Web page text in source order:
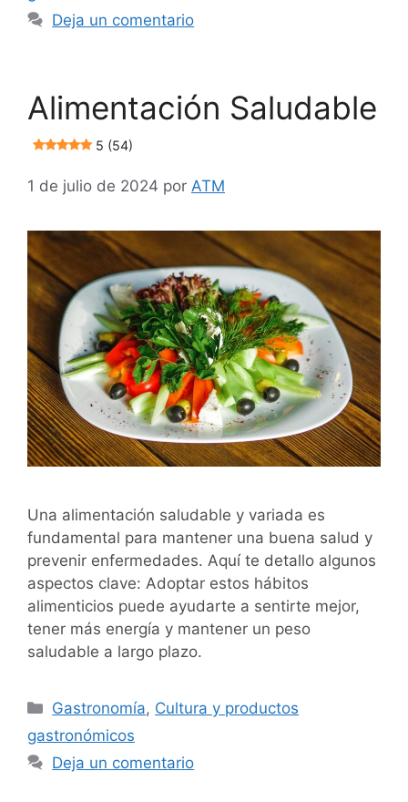
Deja un comentario
Alimentación Saludable
5 (54)
1 de julio de 2024 por ATM
Una alimentación saludable y variada es
fundamental para mantener una buena salud y
prevenir enfermedades. Aquí te detallo algunos
aspectos clave: Adoptar estos hábitos
alimenticios puede ayudarte a sentirte mejor,
tener más energía y mantener un peso
saludable a largo plazo.
Categorías
Gastronomía, Cultura y productos
gastronómicos
Deja un comentario